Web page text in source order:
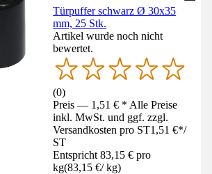
Türpuffer schwarz Ø 30x35
mm, 25 Stk.
Artikel wurde noch nicht
bewertet.
(0)
Preis — 1,51 € * Alle Preise
inkl. MwSt. und ggf. zzgl.
Versandkosten pro ST1,51 €*/
ST
Entspricht 83,15 € pro
kg(83,15 €/ kg)